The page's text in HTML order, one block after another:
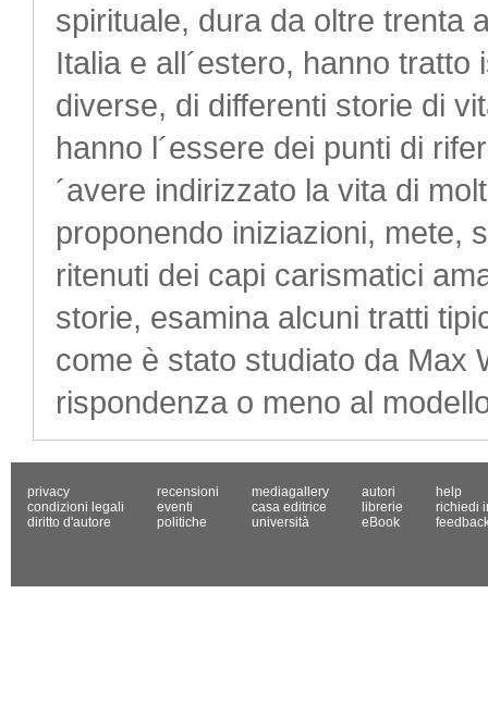
spirituale, dura da oltre trenta
Italia e all´estero, hanno
diverse, di differenti storie di
hanno l´essere dei punti di
´avere indirizzato la vita di
proponendo iniziazioni, mete,
ritenuti dei capi carismatici
storie, esamina alcuni tratti
come è stato studiato da Max
rispondenza o meno al
privacy
condizioni legali
diritto d'autore
recensioni
eventi
politiche
mediagallery
casa editrice
università
autori
librerie
eBook
help
richiedi